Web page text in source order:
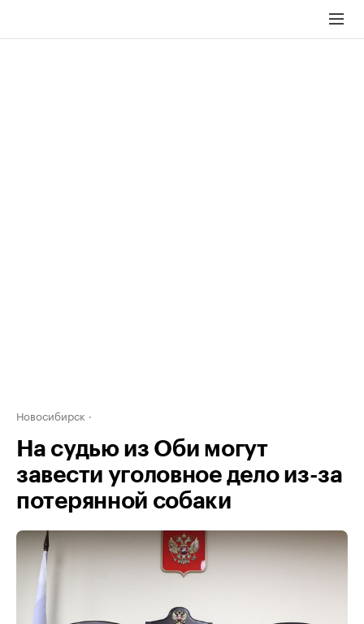
Новосибирск
На судью из Оби могут
завести уголовное дело из-за
потерянной собаки